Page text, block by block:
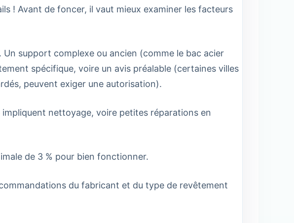
! Avant de foncer, il vaut mieux examiner les facteurs
support complexe ou ancien (comme le bac acier
spécifique, voire un avis préalable (certaines villes
peuvent exiger une autorisation).
nettoyage, voire petites réparations en
de 3 % pour bien fonctionner.
du fabricant et du type de revêtement